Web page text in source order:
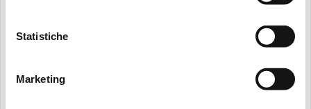
Statistiche
Marketing